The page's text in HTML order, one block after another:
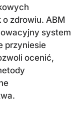
zdrowiu. ABM
system
przyniesie
ocenić,